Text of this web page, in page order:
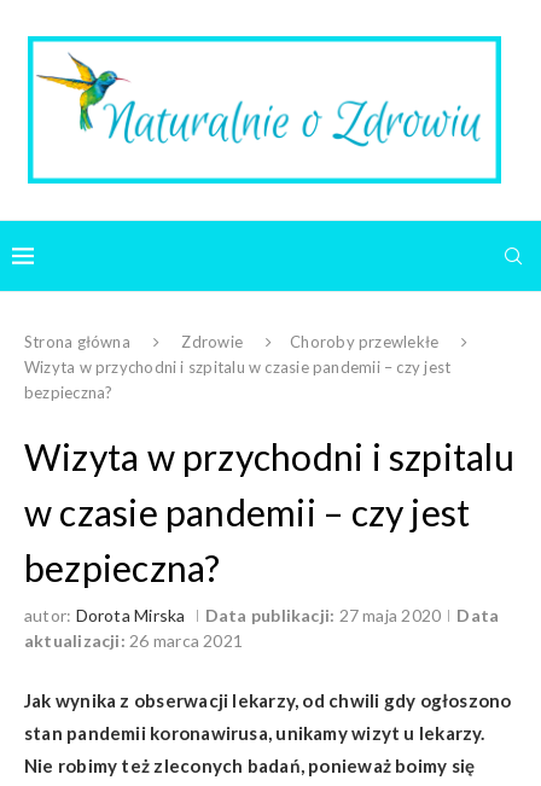
Strona główna Zdrowie
Choroby przewlekłe
Wizyta w przychodni i szpitalu w czasie pandemii – czy jest
bezpieczna?
Wizyta w przychodni i szpitalu
w czasie pandemii – czy jest
bezpieczna?
autor: Dorota Mirska Data publikacji: 27 maja 2020
Data
aktualizacji: 26 marca 2021
Jak wynika z obserwacji lekarzy, od chwili gdy ogłoszono
stan pandemii koronawirusa, unikamy wizyt u lekarzy.
Nie robimy też zleconych badań, ponieważ boimy się